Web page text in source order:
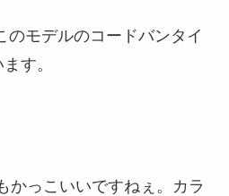
のモデルのコードバンタイ
す。
かっこいいですねぇ。カラ